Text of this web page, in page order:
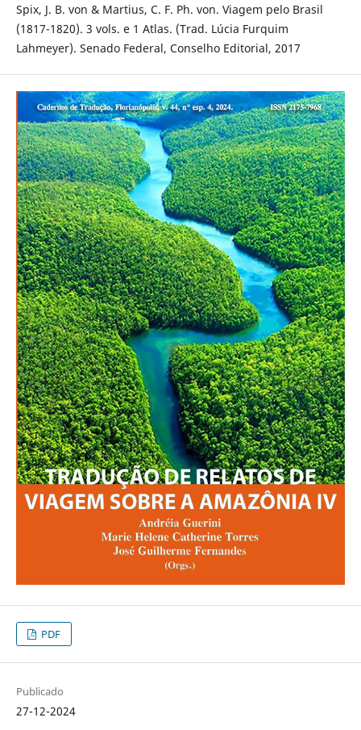
Spix, J. B. von & Martius, C. F. Ph. von. Viagem pelo Brasil
(1817-1820). 3 vols. e 1 Atlas. (Trad. Lúcia Furquim
Lahmeyer). Senado Federal, Conselho Editorial, 2017
PDF
Publicado
27-12-2024